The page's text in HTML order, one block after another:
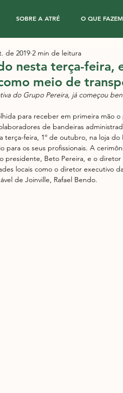
SOBRE A ATRÉ O QUE
nesta terça-feira,
meio de
de 2019 2 min de leitura
do Grupo Pereira, já começou
para receber em primeira mão
de bandeiras
terça-feira, 1º de outubro, na loja
para os seus profissionais. A
presidente, Beto Pereira, e o
locais como o diretor executivo
de Joinville, Rafael Bendo.